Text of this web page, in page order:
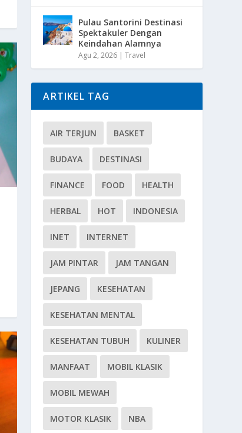
Pulau Santorini Destinasi
Spektakuler Dengan
Keindahan Alamnya
Agu 2, 2026 |Travel
ARTIKEL TAG
AIR TERJUN BASKET
BUDAYA DESTINASI
FINANCE FOOD HEALTH
HERBAL HOT INDONESIA
INET INTERNET
JAM PINTAR JAM TANGAN
JEPANG KESEHATAN
KESEHATAN MENTAL
KESEHATAN TUBUH KULINER
MANFAAT MOBIL KLASIK
MOBIL MEWAH
MOTOR KLASIK NBA